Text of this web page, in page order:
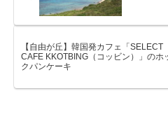
【自由が丘】韓国発カフェ「SELECT
CAFE KKOTBING（コッビン）」のホ
クパンケーキ